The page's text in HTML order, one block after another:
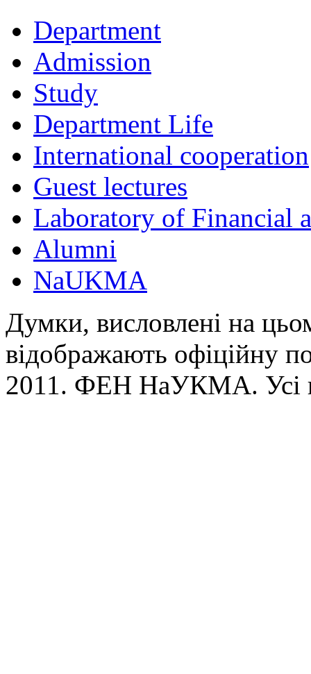
Department
Admission
Study
Department Life
International cooperation
Guest lectures
Laboratory of Financial
Alumni
NaUKMA
Думки, висловлені на
відображають офіційну
2011. ФЕН НаУКМА. Усі